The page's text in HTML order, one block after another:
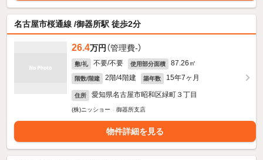
名古屋市桜通線 /御器所駅 徒歩2分
26.4万円 （管理費-）
敷/礼 不要/不要 使用部分面積 87.26㎡
階数/階建 2階/4階建 築年数 15年7ヶ月
住所 愛知県名古屋市昭和区緑町３丁目
(株)ニッショー 御器所支店
物件詳細を見る